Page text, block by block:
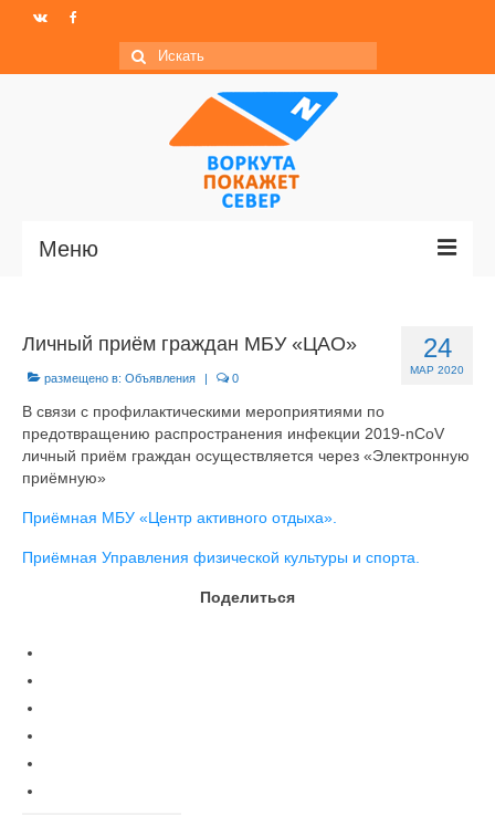
Искать:
Меню
Новости
Базы отдыха
О центре
24
МАР 2020
Личный приём граждан МБУ «ЦАО»
размещено в: Объявления | 0
В связи с профилактическими мероприятиями по
предотвращению распространения инфекции 2019-nCoV
личный приём граждан осуществляется через «Электронную
приёмную»
Приёмная МБУ «Центр активного отдыха».
Приёмная Управления физической культуры и спорта.
Поделиться